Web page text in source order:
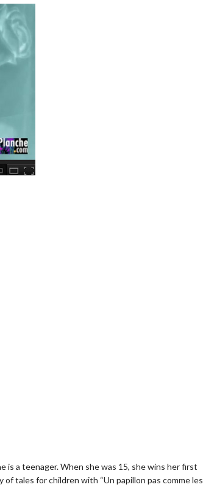
is a teenager. When she was 15, she wins her first
tales for children with “Un papillon pas comme les